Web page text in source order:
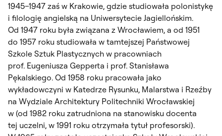
1945–1947 zaś w Krakowie, gdzie studiowała polonistykę
i filologię angielską na Uniwersytecie Jagiellońskim.
Od 1947 roku była związana z Wrocławiem, a od 1951
do 1957 roku studiowała w tamtejszej Państwowej
Szkole Sztuk Plastycznych w pracowniach
prof. Eugeniusza Gepperta i prof. Stanisława
Pękalskiego. Od 1958 roku pracowała jako
wykładowczyni w Katedrze Rysunku, Malarstwa i Rzeźby
na Wydziale Architektury Politechniki Wrocławskiej
w (od 1982 roku zatrudniona na stanowisku docenta
tej uczelni, w 1991 roku otrzymała tytuł profesorski).